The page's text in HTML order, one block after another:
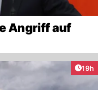
Angriff auf
19h